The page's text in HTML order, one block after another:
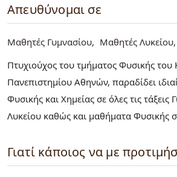
Απευθύνομαι σε
Μαθητές Γυμνασίου Μαθητές Λυκείου
Πτυχιούχος του τμήματος Φυσικής του
Πανεπιστημίου Αθηνών, παραδίδει
Φυσικής και Χημείας σε όλες τις τάξεις
Λυκείου καθώς και μαθήματα Φυσικής
Γιατί κάποιος να με